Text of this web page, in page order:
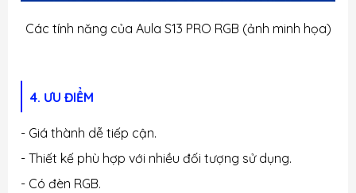
Các tính năng của Aula S13 PRO RGB (ảnh minh họa)
4. ƯU ĐIỂM
- Giá thành dễ tiếp cận.
- Thiết kế phù hợp với nhiều đối tượng sử dụng.
- Có đèn RGB.